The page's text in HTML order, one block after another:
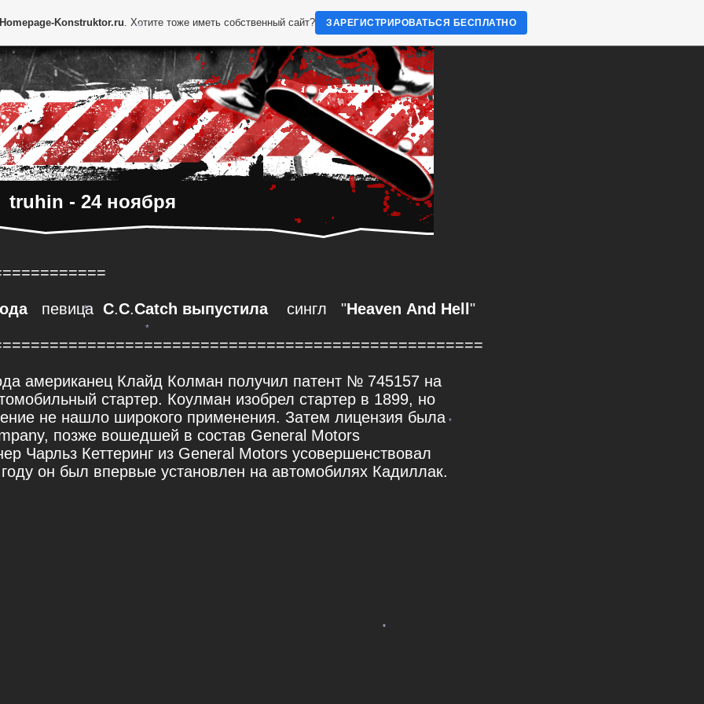
truhin - 24 ноября
певица C.C.Catch выпустила сингл "Heaven And Hell "
американец Клайд Колман получил патент № 745157 на
стартер. Коулман изобрел стартер в 1899, но
не нашло широкого применения. Затем лицензия была
позже вошедшей в состав General Motors
Чарльз Кеттеринг из General Motors усовершенствовал
он был впервые установлен на автомобилях Кадиллак.
Homepage-Konstruktor.ru. Хотите тоже иметь собственный сайт? ЗАРЕГИСТРИРОВАТЬСЯ БЕСПЛАТНО
*
*
*